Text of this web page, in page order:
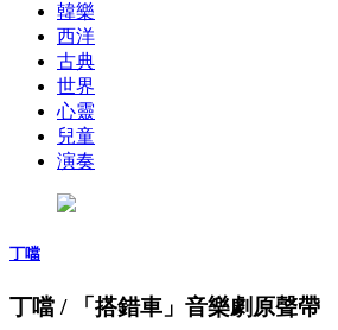
韓樂
西洋
古典
世界
心靈
兒童
演奏
丁噹
丁噹 / 「搭錯車」音樂劇原聲帶